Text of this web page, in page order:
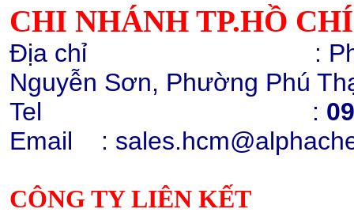
Hạt nhựa PC 2407, 2807
010131 (trắng điện)
Chi tiết Mua hàng
CHI NHÁNH TP.HỒ
Địa chỉ : Phòng
Nguyễn Sơn, Phường Phú
Tel :
Email
:
CÔNG TY LIÊN KẾT